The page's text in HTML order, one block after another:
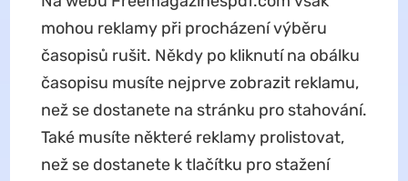
mohou reklamy při procházení výběru
časopisů rušit. Někdy po kliknutí na obálku
časopisu musíte nejprve zobrazit reklamu,
než se dostanete na stránku pro stahování.
Také musíte některé reklamy prolistovat,
než se dostanete k tlačítku pro stažení